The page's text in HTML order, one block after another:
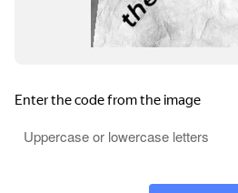
E-mail рассылка
любой информации запрещено.